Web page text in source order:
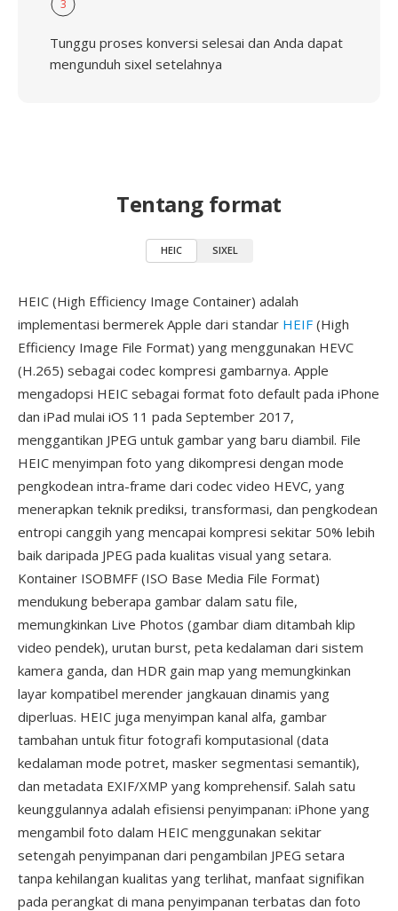
3
Tunggu proses konversi selesai dan Anda dapat
mengunduh sixel setelahnya
Tentang format
HEIC SIXEL
HEIC (High Efficiency Image Container) adalah
implementasi bermerek Apple dari standar HEIF (High
Efficiency Image File Format) yang menggunakan HEVC
(H.265) sebagai codec kompresi gambarnya. Apple
mengadopsi HEIC sebagai format foto default pada iPhone
dan iPad mulai iOS 11 pada September 2017,
menggantikan JPEG untuk gambar yang baru diambil. File
HEIC menyimpan foto yang dikompresi dengan mode
pengkodean intra-frame dari codec video HEVC, yang
menerapkan teknik prediksi, transformasi, dan pengkodean
entropi canggih yang mencapai kompresi sekitar 50% lebih
baik daripada JPEG pada kualitas visual yang setara.
Kontainer ISOBMFF (ISO Base Media File Format)
mendukung beberapa gambar dalam satu file,
memungkinkan Live Photos (gambar diam ditambah klip
video pendek), urutan burst, peta kedalaman dari sistem
kamera ganda, dan HDR gain map yang memungkinkan
layar kompatibel merender jangkauan dinamis yang
diperluas. HEIC juga menyimpan kanal alfa, gambar
tambahan untuk fitur fotografi komputasional (data
kedalaman mode potret, masker segmentasi semantik),
dan metadata EXIF/XMP yang komprehensif. Salah satu
keunggulannya adalah efisiensi penyimpanan: iPhone yang
mengambil foto dalam HEIC menggunakan sekitar
setengah penyimpanan dari pengambilan JPEG setara
tanpa kehilangan kualitas yang terlihat, manfaat signifikan
pada perangkat di mana penyimpanan terbatas dan foto